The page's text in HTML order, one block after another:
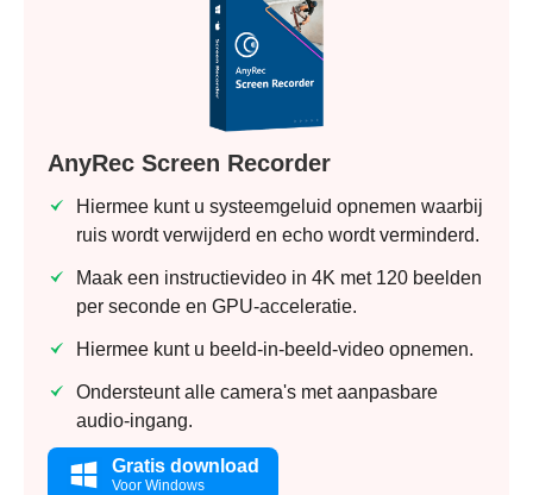
AnyRec Screen Recorder
Hiermee kunt u systeemgeluid opnemen waarbij
ruis wordt verwijderd en echo wordt verminderd.
Maak een instructievideo in 4K met 120 beelden
per seconde en GPU-acceleratie.
Hiermee kunt u beeld-in-beeld-video opnemen.
Ondersteunt alle camera's met aanpasbare
audio-ingang.
Gratis download
Voor Windows